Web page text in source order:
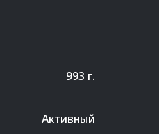
993 г.
Активный